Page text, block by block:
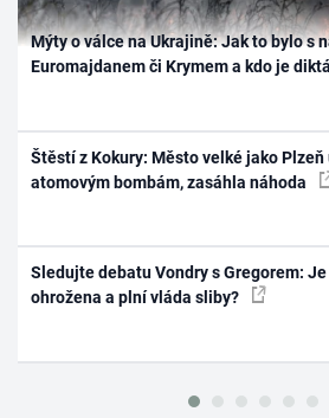
Mýty o válce na Ukrajině: Jak to bylo s
Euromajdanem či Krymem a kdo je
Štěstí z Kokury: Město velké jako
atomovým bombám, zasáhla náhoda
Sledujte debatu Vondry s Gregorem:
ohrožena a plní vláda sliby?